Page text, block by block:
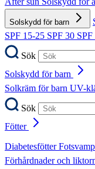
Solskydd för barn
SPF 15-25 SPF 30 SPF
Sök
Solskydd för barn
Solkräm för barn UV-
Sök
Fötter
DiabetesfötterFotsvamp
Förhårdnader och